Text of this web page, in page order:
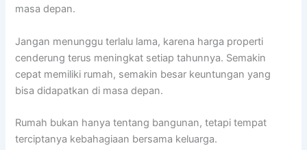
masa depan.
Jangan menunggu terlalu lama, karena harga properti
cenderung terus meningkat setiap tahunnya. Semakin
cepat memiliki rumah, semakin besar keuntungan yang
bisa didapatkan di masa depan.
Rumah bukan hanya tentang bangunan, tetapi tempat
terciptanya kebahagiaan bersama keluarga.